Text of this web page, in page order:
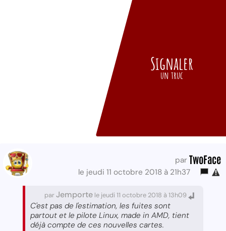
Signaler
un truc
par TwoFace
le jeudi 11 octobre 2018 à 21h37
parJemporte le jeudi 11 octobre 2018 à 13h09
C'est pas de l'estimation, les fuites sont
partout et le pilote Linux, made in AMD, tient
déjà compte de ces nouvelles cartes.